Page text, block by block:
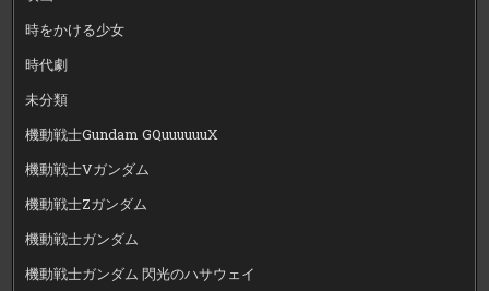
時をかける少女
時代劇
未分類
機動戦士Gundam GQuuuuuuX
機動戦士Vガンダム
機動戦士Zガンダム
機動戦士ガンダム
機動戦士ガンダム 閃光のハサウェイ